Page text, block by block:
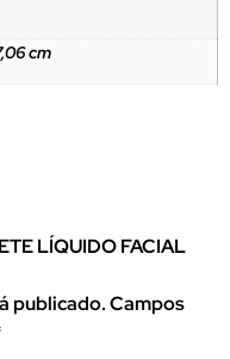
cm
LÍQUIDO FACIAL
publicado.Campos